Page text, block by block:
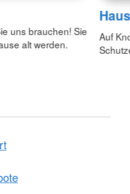
uns brauchen! Sie
alt werden.
Auf